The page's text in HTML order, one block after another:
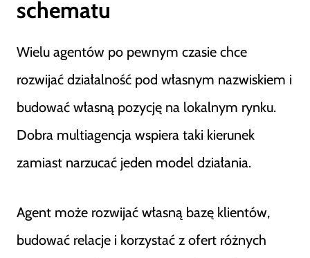
schematu
Wielu agentów po pewnym czasie chce
rozwijać działalność pod własnym nazwiskiem i
budować własną pozycję na lokalnym rynku.
Dobra multiagencja wspiera taki kierunek
zamiast narzucać jeden model działania.
Agent może rozwijać własną bazę klientów,
budować relacje i korzystać z ofert różnych